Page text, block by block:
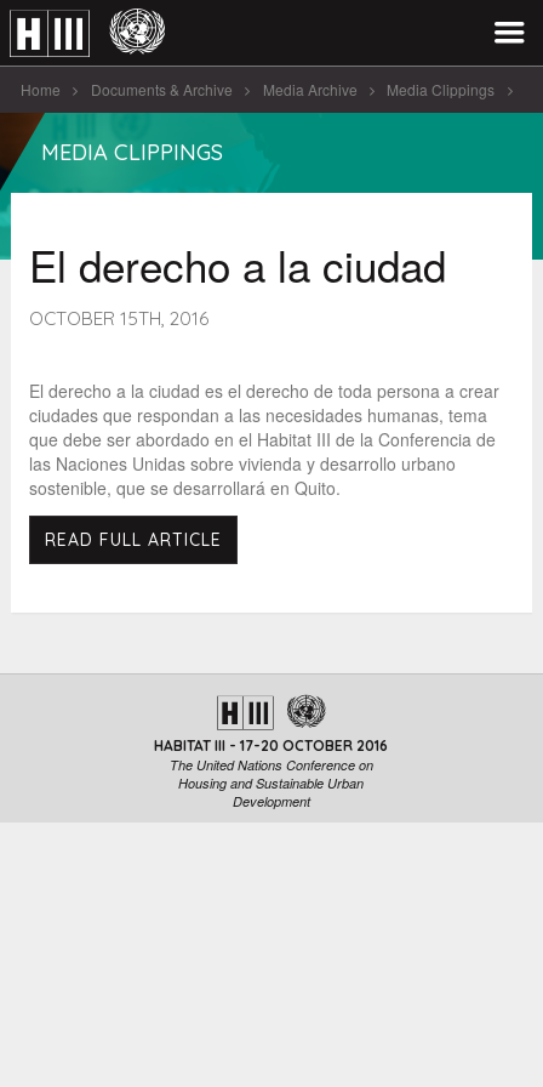
Home Documents & Archive Media Archive Media Clippings
El derecho a la ciudad
MEDIA CLIPPINGS
El derecho a la ciudad
OCTOBER 15TH, 2016
El derecho a la ciudad es el derecho de toda persona a crear
ciudades que respondan a las necesidades humanas, tema
que debe ser abordado en el Habitat III de la Conferencia de
las Naciones Unidas sobre vivienda y desarrollo urbano
sostenible, que se desarrollará en Quito.
READ FULL ARTICLE
HABITAT III - 17-20 OCTOBER 2016
The United Nations Conference on
Housing and Sustainable Urban
Development